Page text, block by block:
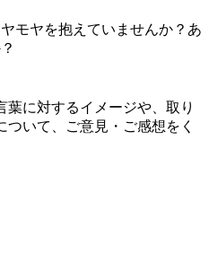
モヤを抱えていませんか？あ
葉に対するイメージや、取り
いて、ご意見・ご感想をく